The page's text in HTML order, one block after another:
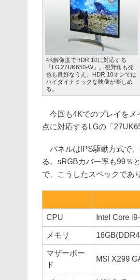
4K解像度でHDR 10に対応する
「LG 27UK650-W」。視野角も発
色も良好なうえ、HDR 10オンでは
ハイダイナミックな映像が楽しめ
る。
今回も4Kでのプレイをメ
点に対応するLGの「
パネルはIPS駆動方式で
る。sRGBカバー率も99％
で、こうしたスペックであ
CPU Intel Core
メモリ
マザーボー
ド
MSI X299